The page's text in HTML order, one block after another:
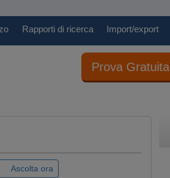
Rapporti di ricerca Import/export
Prova Gratuita
Ascolta ora